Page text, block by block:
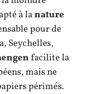
à lanature
pour de
Seychelles,
facilite la
mais ne
périmés.